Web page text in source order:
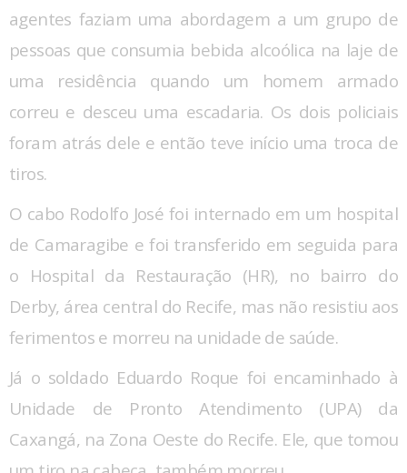
agentes faziam uma abordagem a um grupo de
pessoas que consumia bebida alcoólica na laje de
uma residência quando um homem armado
correu e desceu uma escadaria. Os dois policiais
foram atrás dele e então teve início uma troca de
tiros.
O cabo Rodolfo José foi internado em um hospital
de Camaragibe e foi transferido em seguida para
o Hospital da Restauração (HR), no bairro do
Derby, área central do Recife, mas não resistiu aos
ferimentos e morreu na unidade de saúde.
Já o soldado Eduardo Roque foi encaminhado à
Unidade de Pronto Atendimento (UPA) da
Caxangá, na Zona Oeste do Recife. Ele, que tomou